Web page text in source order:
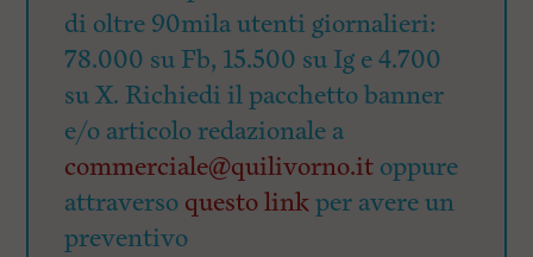
di oltre 90mila utenti giornalieri:
78.000 su Fb, 15.500 su Ig e 4.700
su X. Richiedi il pacchetto banner
e/o articolo redazionale a
commerciale@quilivorno.it oppure
attraverso questo linkper avere un
preventivo